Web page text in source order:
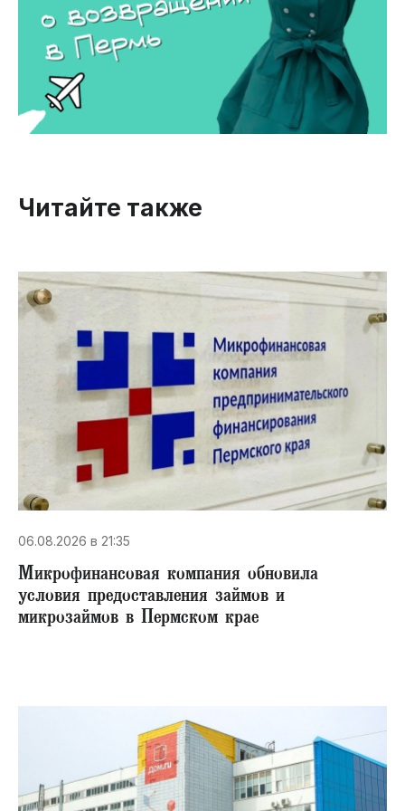
Читайте также
06.08.2026 в 21:35
Микрофинансовая компания обновила
условия предоставления займов и
микрозаймов в Пермском крае